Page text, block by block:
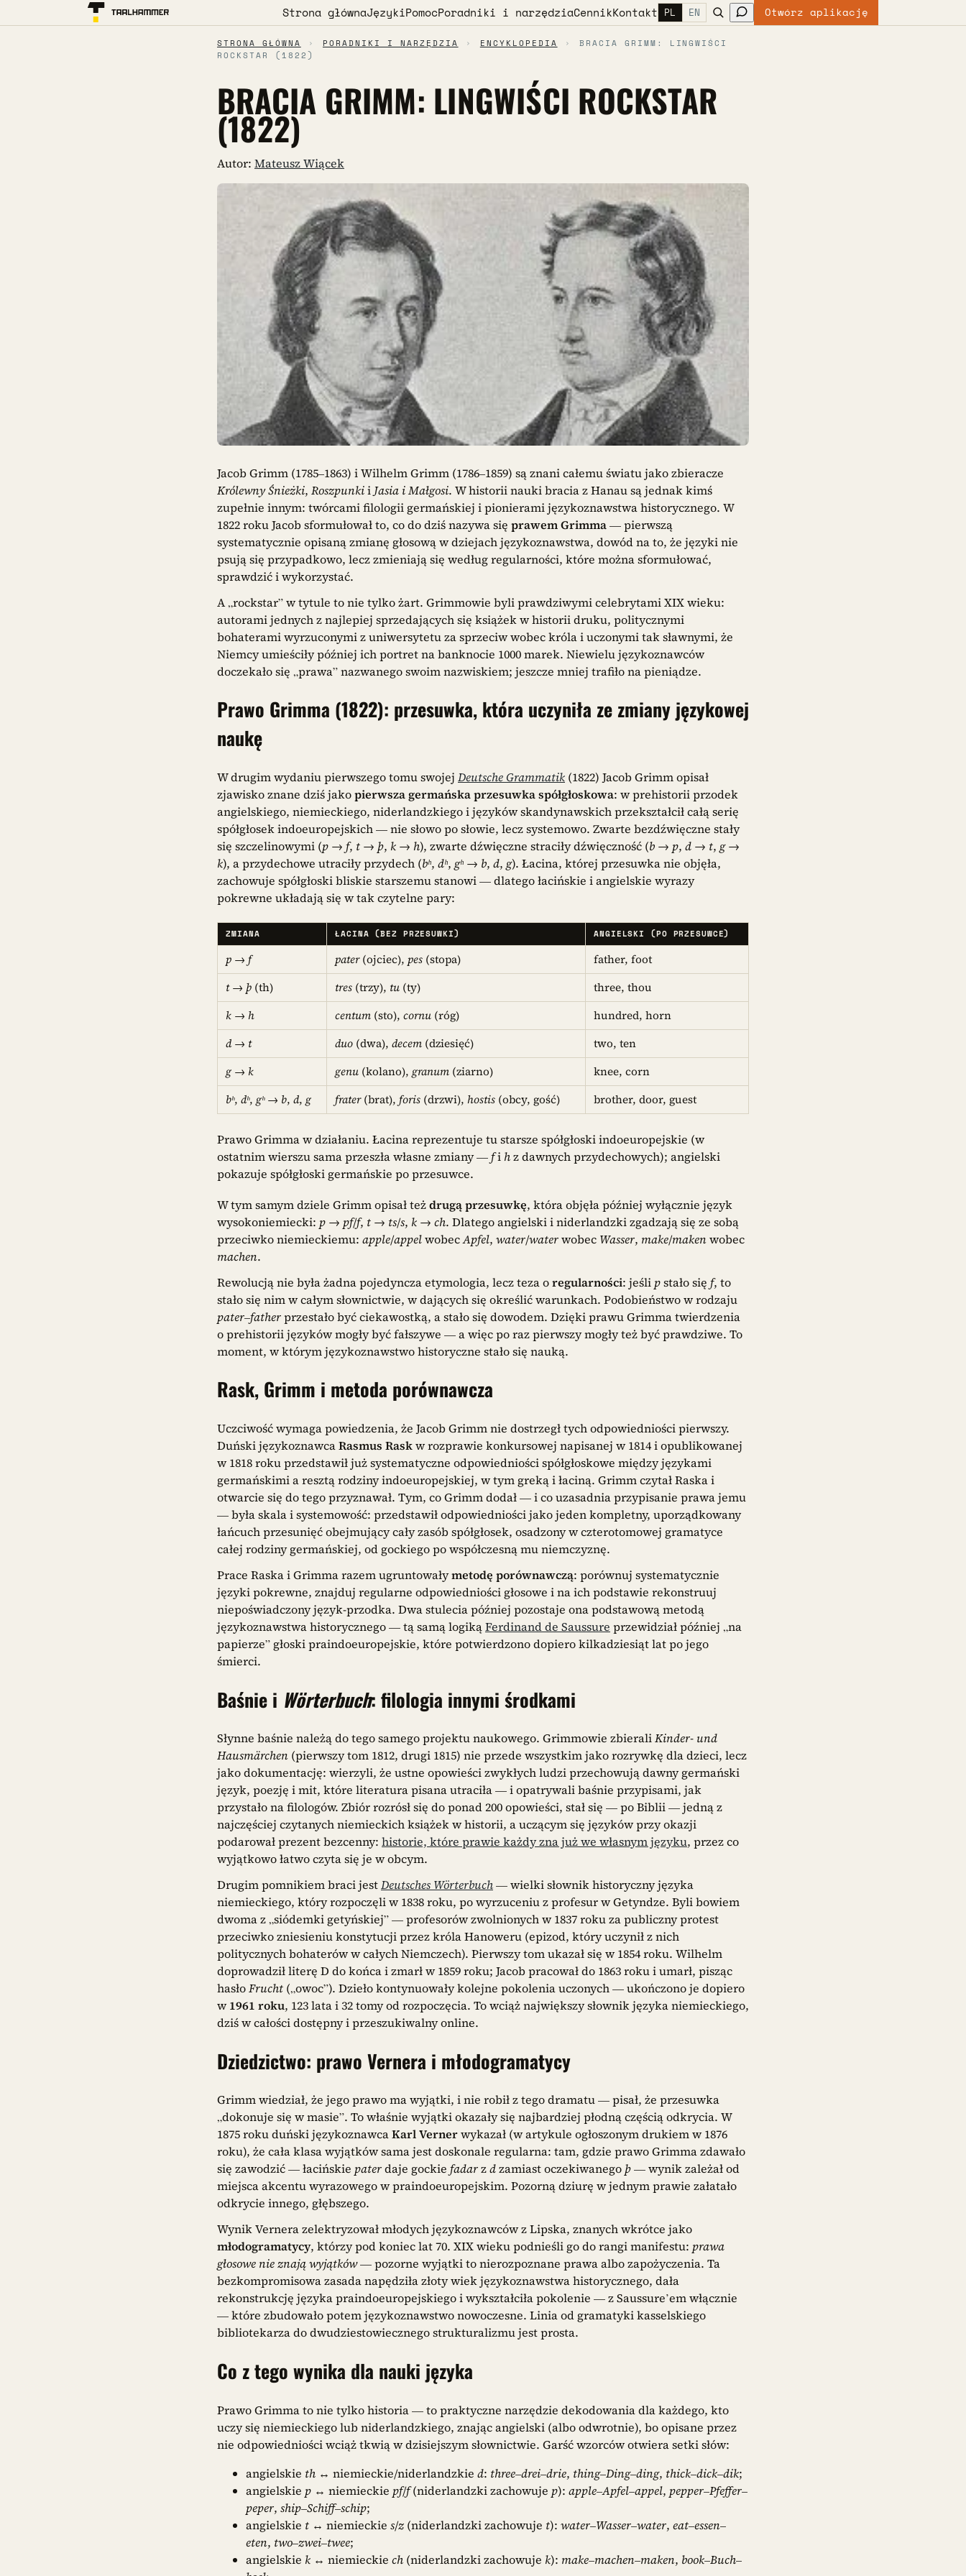
Strona głównaJęzykiPomocPoradniki i narzędziaCennikKontakt PL EN Otwórz aplikację
STRONA GŁÓWNA › PORADNIKI I NARZĘDZIA › ENCYKLOPEDIA ›
BRACIA GRIMM: LINGWIŚCI
ROCKSTAR (1822)
BRACIA GRIMM: LINGWIŚCI ROCKSTAR
(1822)
Autor: Mateusz Wiącek
Jacob Grimm (1785–1863) i Wilhelm Grimm (1786–1859) są znani całemu światu jako zbieracze
Królewny Śnieżki, Roszpunkii Jasia i Małgosi. W historii nauki bracia z Hanau są jednak kimś
zupełnie innym: twórcami filologii germańskiej i pionierami językoznawstwa historycznego. W
1822 roku Jacob sformułował to, co do dziś nazywa się prawem Grimma— pierwszą
systematycznie opisaną zmianę głosową w dziejach językoznawstwa, dowód na to, że języki nie
psują się przypadkowo, lecz zmieniają się według regularności, które można sformułować,
sprawdzić i wykorzystać.
A „rockstar” w tytule to nie tylko żart. Grimmowie byli prawdziwymi celebrytami XIX wieku:
autorami jednych z najlepiej sprzedających się książek w historii druku, politycznymi
bohaterami wyrzuconymi z uniwersytetu za sprzeciw wobec króla i uczonymi tak sławnymi, że
Niemcy umieściły później ich portret na banknocie 1000 marek. Niewielu językoznawców
doczekało się „prawa” nazwanego swoim nazwiskiem; jeszcze mniej trafiło na pieniądze.
Prawo Grimma (1822): przesuwka, która uczyniła ze zmiany językowej
naukę
W drugim wydaniu pierwszego tomu swojej Deutsche Grammatik (1822) Jacob Grimm opisał
zjawisko znane dziś jakopierwsza germańska przesuwka spółgłoskowa: w prehistorii przodek
angielskiego, niemieckiego, niderlandzkiego i języków skandynawskich przekształcił całą serię
spółgłosek indoeuropejskich — nie słowo po słowie, lecz systemowo. Zwarte bezdźwięczne stały
się szczelinowymi (p → f, t → þ, k → h), zwarte dźwięczne straciły dźwięczność (b → p, d → t, g→
k), a przydechowe utraciły przydech (bʰ, dʰ, gʰ → b, d, g). Łacina, której przesuwka nie objęła,
zachowuje spółgłoski bliskie starszemu stanowi — dlatego łacińskie i angielskie wyrazy
pokrewne układają się w tak czytelne pary:
ZMIANA ŁACINA (BEZ PRZESUWKI) ANGIELSKI (PO PRZESUWCE)
p →f pater(ojciec),pes (stopa)
father, foot
t→þ (th) tres (trzy), tu (ty)
three, thou
k →h centum (sto),cornu (róg)
hundred, horn
d→ t duo (dwa),decem (dziesięć)
two, ten
g → k genu (kolano),granum (ziarno)
knee, corn
bʰ,dʰ,gʰ→ b,d,g frater(brat),foris (drzwi),hostis (obcy, gość) brother, door, guest
Prawo Grimma w działaniu. Łacina reprezentuje tu starsze spółgłoski indoeuropejskie (w
ostatnim wierszu sama przeszła własne zmiany —fi hz dawnych przydechowych); angielski
pokazuje spółgłoski germańskie po przesuwce.
W tym samym dziele Grimm opisał teżdrugą przesuwkę, która objęła później wyłącznie język
wysokoniemiecki: p → pf/f, t → ts/s, k → ch. Dlatego angielski i niderlandzki zgadzają się ze sobą
przeciwko niemieckiemu: apple/appelwobecApfel, water/waterwobec Wasser, make/makenwobec
machen.
Rewolucją nie była żadna pojedyncza etymologia, lecz teza oregularności: jeśli pstało się f, to
stało się nim w całym słownictwie, w dających się określić warunkach. Podobieństwo w rodzaju
pater–fatherprzestało być ciekawostką, a stało się dowodem. Dzięki prawu Grimma twierdzenia
o prehistorii języków mogły być fałszywe — a więc po raz pierwszy mogły też być prawdziwe. To
moment, w którym językoznawstwo historyczne stało się nauką.
Rask, Grimm i metoda porównawcza
Uczciwość wymaga powiedzenia, że Jacob Grimm nie dostrzegł tych odpowiedniości pierwszy.
Duński językoznawcaRasmus Raskw rozprawie konkursowej napisanej w 1814 i opublikowanej
w 1818 roku przedstawił już systematyczne odpowiedniości spółgłoskowe między językami
germańskimi a resztą rodziny indoeuropejskiej, w tym greką i łaciną. Grimm czytał Raska i
otwarcie się do tego przyznawał. Tym, co Grimm dodał — i co uzasadnia przypisanie prawa jemu
— była skala i systemowość: przedstawił odpowiedniości jako jeden kompletny, uporządkowany
łańcuch przesunięć obejmujący cały zasób spółgłosek, osadzony w czterotomowej gramatyce
całej rodziny germańskiej, od gockiego po współczesną mu niemczyznę.
Prace Raska i Grimma razem ugruntowałymetodę porównawczą: porównuj systematycznie
języki pokrewne, znajduj regularne odpowiedniości głosowe i na ich podstawie rekonstruuj
niepoświadczony język-przodka. Dwa stulecia później pozostaje ona podstawową metodą
językoznawstwa historycznego — tą samą logikąFerdinand de Saussure przewidział później „na
papierze” głoski praindoeuropejskie, które potwierdzono dopiero kilkadziesiąt lat po jego
śmierci.
Baśnie i Wörterbuch: filologia innymi środkami
Słynne baśnie należą do tego samego projektu naukowego. Grimmowie zbieraliKinder- und
Hausmärchen (pierwszy tom 1812, drugi 1815) nie przede wszystkim jako rozrywkę dla dzieci, lecz
jako dokumentację: wierzyli, że ustne opowieści zwykłych ludzi przechowują dawny germański
język, poezję i mit, które literatura pisana utraciła — i opatrywali baśnie przypisami, jak
przystało na filologów. Zbiór rozrósł się do ponad 200 opowieści, stał się — po Biblii — jedną z
najczęściej czytanych niemieckich książek w historii, a uczącym się języków przy okazji
podarował prezent bezcenny: historie, które prawie każdy zna już we własnym języku, przez co
wyjątkowo łatwo czyta się je w obcym.
Drugim pomnikiem braci jestDeutsches Wörterbuch— wielki słownik historyczny języka
niemieckiego, który rozpoczęli w 1838 roku, po wyrzuceniu z profesur w Getyndze. Byli bowiem
dwoma z „siódemki getyńskiej” — profesorów zwolnionych w 1837 roku za publiczny protest
przeciwko zniesieniu konstytucji przez króla Hanoweru (epizod, który uczynił z nich
politycznych bohaterów w całych Niemczech). Pierwszy tom ukazał się w 1854 roku. Wilhelm
doprowadził literę D do końca i zmarł w 1859 roku; Jacob pracował do 1863 roku i umarł, pisząc
hasłoFrucht („owoc”). Dzieło kontynuowały kolejne pokolenia uczonych — ukończono je dopiero
w 1961 roku, 123 lata i 32 tomy od rozpoczęcia. To wciąż największy słownik języka niemieckiego,
dziś w całości dostępny i przeszukiwalny online.
Dziedzictwo: prawo Vernera i młodogramatycy
Grimm wiedział, że jego prawo ma wyjątki, i nie robił z tego dramatu — pisał, że przesuwka
„dokonuje się w masie”. To właśnie wyjątki okazały się najbardziej płodną częścią odkrycia. W
1875 roku duński językoznawcaKarl Vernerwykazał (w artykule ogłoszonym drukiem w 1876
roku), że cała klasa wyjątków sama jest doskonale regularna: tam, gdzie prawo Grimma zdawało
się zawodzić — łacińskie paterdaje gockie fadarzdzamiast oczekiwanego þ— wynik zależał od
miejsca akcentu wyrazowego w praindoeuropejskim. Pozorną dziurę w jednym prawie załatało
odkrycie innego, głębszego.
Wynik Vernera zelektryzował młodych językoznawców z Lipska, znanych wkrótce jako
młodogramatycy, którzy pod koniec lat 70. XIX wieku podnieśli go do rangi manifestu: prawa
głosowe nie znają wyjątków— pozorne wyjątki to nierozpoznane prawa albo zapożyczenia. Ta
bezkompromisowa zasada napędziła złoty wiek językoznawstwa historycznego, dała
rekonstrukcję języka praindoeuropejskiego i wykształciła pokolenie — z Saussure’em włącznie
— które zbudowało potem językoznawstwo nowoczesne. Linia od gramatyki kasselskiego
bibliotekarza do dwudziestowiecznego strukturalizmu jest prosta.
Co z tego wynika dla nauki języka
Prawo Grimma to nie tylko historia — to praktyczne narzędzie dekodowania dla każdego, kto
uczy się niemieckiego lub niderlandzkiego, znając angielski (albo odwrotnie), bo opisane przez
nie odpowiedniości wciąż tkwią w dzisiejszym słownictwie. Garść wzorców otwiera setki słów:
angielskie th ↔ niemieckie/niderlandzkie d: three–drei–drie, thing–Ding–ding, thick–dick–dik;
angielskie p ↔ niemieckie pf/f(niderlandzki zachowuje p): apple–Apfel–appel, pepper–Pfeffer–
peper, ship–Schiff–schip;
angielskie t ↔ niemieckie s/z (niderlandzki zachowuje t): water–Wasser–water, eat–essen–
eten, two–zwei–twee;
angielskie k ↔ niemieckie ch (niderlandzki zachowuje k): make–machen–maken, book–Buch–